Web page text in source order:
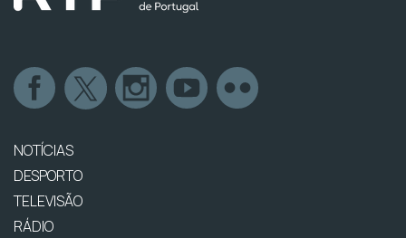
NOTÍCIAS
DESPORTO
TELEVISÃO
RÁDIO